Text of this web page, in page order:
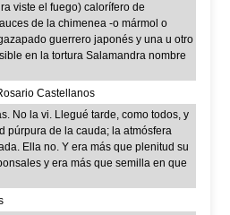
viste el fuego) calorífero de
de la chimenea -o mármol o
guerrero japonés y una u otro
en la tortura Salamandra nombre
Castellanos
No la vi. Llegué tarde, como todos, y
púrpura de la cauda; la atmósfera
Ella no. Y era más que plenitud su
y era más que semilla en que